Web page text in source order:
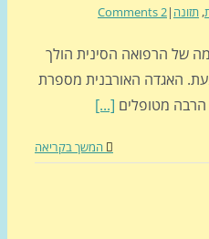
הסינית הולך
האורבנית מספרת
[...]
המשך בקריאה